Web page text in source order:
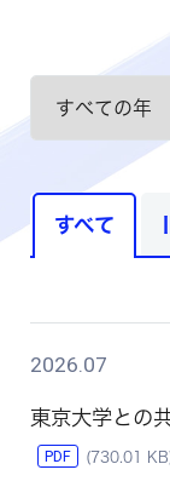
すべて
2026.07
東京大学との
PDF (730.01